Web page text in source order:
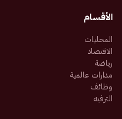
الأقسام
المحليات
الاقتصاد
رياضة
مدارات عالمية
وظائف
الترفيه